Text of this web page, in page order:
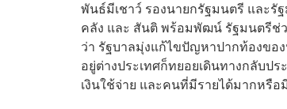
พันธ์มีเชาว์ รองนายกรัฐมนตรี และรั
คลัง และ สันติ พร้อมพัฒน์ รัฐมนตรีช่
ว่า รัฐบาลมุ่งแก้ไขปัญหาปากท้องขอ
อยู่ต่างประเทศก็ทยอยเดินทางกลับป
เงินใช้จ่าย และคนที่มีรายได้มากหรือ